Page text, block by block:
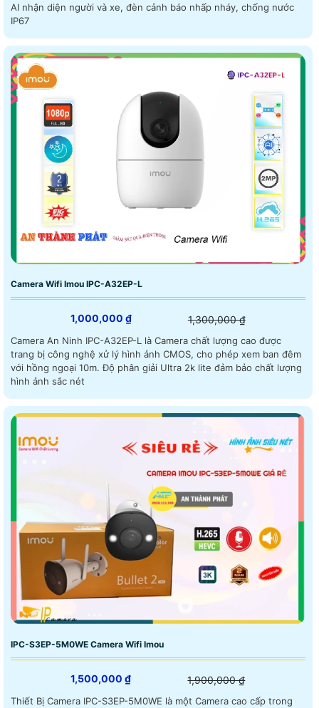
AI nhận diện người và xe, đèn cảnh báo nhấp nháy, chống nước
IP67
Camera Wifi Imou IPC-A32EP-L
1,000,000 ₫ 1,300,000 ₫
Camera An Ninh IPC-A32EP-L là Camera chất lượng cao được
trang bị công nghệ xử lý hình ảnh CMOS, cho phép xem ban đêm
với hồng ngoại 10m. Độ phân giải Ultra 2k lite đảm bảo chất lượng
hình ảnh sắc nét
IPC-S3EP-5M0WE Camera Wifi Imou
1,500,000 ₫ 1,900,000 ₫
Thiết Bị Camera IPC-S3EP-5M0WE là một Camera cao cấp trong